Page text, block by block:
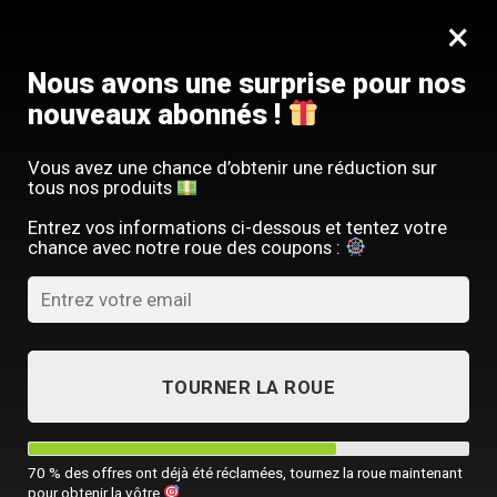
contenu
Quelle sacoche homme choisir : le
guide complet
Juin
×
Nous avons une surprise pour nos
nouveaux abonnés !
Vous avez une chance d’obtenir une réduction sur
tous nos produits
Entrez vos informations ci-dessous et tentez votre
chance avec notre roue des coupons :
TOURNER LA ROUE
70 % des offres ont déjà été réclamées, tournez la roue maintenant
pour obtenir la vôtre